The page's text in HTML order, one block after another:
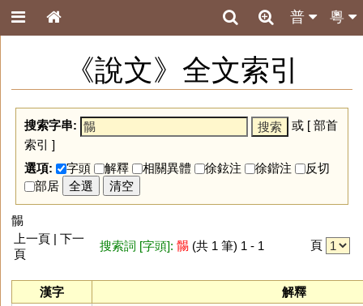
粵
普
《說文》全文索引
搜索字串: 或 [ 部首
索引 ]
選項:
字頭 解釋 相關異體 徐鉉注 徐鍇注
反切
部居
全選 清空
䯜
上一頁 | 下一
頁
搜索詞 [字頭]: 䯜(共 1 筆) 1 - 1 頁
漢字 解釋